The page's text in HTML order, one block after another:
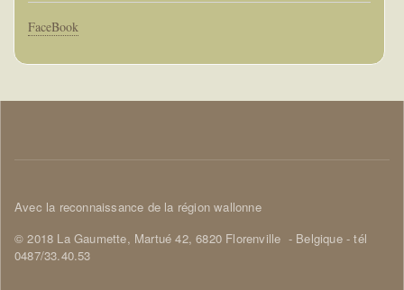
Corps
FaceBook
Corps
Avec la reconnaissance de la région wallonne
© 2018 La Gaumette, Martué 42, 6820 Florenville - Belgique - tél
0487/33.40.53